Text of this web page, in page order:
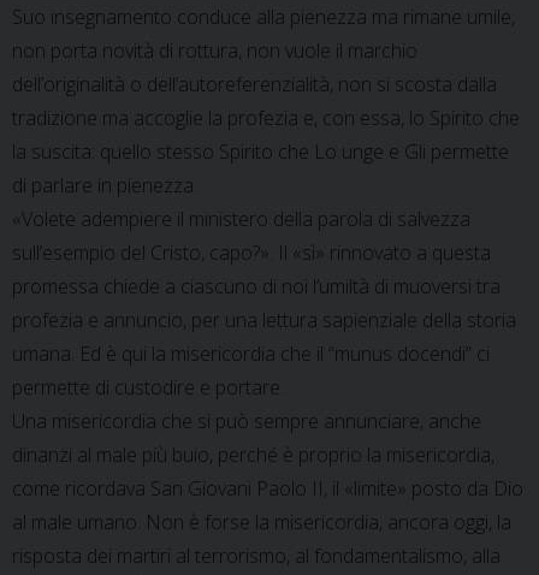
Suo insegnamento conduce alla pienezza ma rimane umile,
non porta novità di rottura, non vuole il marchio
dell’originalità o dell’autoreferenzialità, non si scosta dalla
tradizione ma accoglie la profezia e, con essa, lo Spirito che
la suscita: quello stesso Spirito che Lo unge e Gli permette
di parlare in pienezza.
«Volete adempiere il ministero della parola di salvezza
sull’esempio del Cristo, capo?». Il «sì» rinnovato a questa
promessa chiede a ciascuno di noi l’umiltà di muoversi tra
profezia e annuncio, per una lettura sapienziale della storia
umana. Ed è qui la misericordia che il “munus docendi” ci
permette di custodire e portare.
Una misericordia che si può sempre annunciare, anche
dinanzi al male più buio, perché è proprio la misericordia,
come ricordava San Giovani Paolo II, il «limite» posto da Dio
al male umano. Non è forse la misericordia, ancora oggi, la
risposta dei martiri al terrorismo, al fondamentalismo, alla